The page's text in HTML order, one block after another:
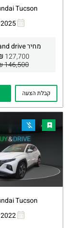
Tucson
2025
מחיר buy and drive
127,700
146,500 ₪
קבלת הצעה
Tucson
2022